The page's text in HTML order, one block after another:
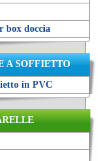
box doccia
A SOFFIETTO
in PVC